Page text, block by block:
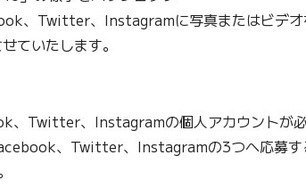
、Twitter、Instagramに写真またはビデ
ていたします。
、Twitter、Instagramの個人アカウントが必
、Twitter、Instagramの3つへ応募す